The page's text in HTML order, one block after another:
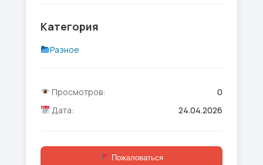
Категория
Разное
Просмотров:
0
Дата:
24.04.2026
Пожаловаться